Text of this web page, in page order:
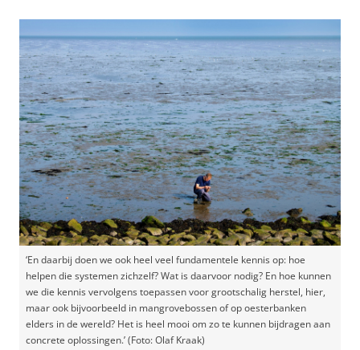
‘En daarbij doen we ook heel veel fundamentele kennis op: hoe
helpen die systemen zichzelf? Wat is daarvoor nodig? En hoe kunnen
we die kennis vervolgens toepassen voor grootschalig herstel, hier,
maar ook bijvoorbeeld in mangrovebossen of op oesterbanken
elders in de wereld? Het is heel mooi om zo te kunnen bijdragen aan
concrete oplossingen.’ (Foto: Olaf Kraak)